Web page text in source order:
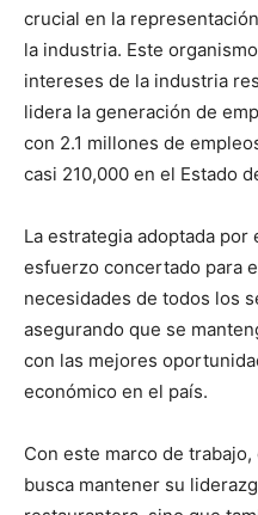
crucial en la
la industria. Este
intereses de la industria
lidera la generación de
con 2.1 millones de
casi 210,000 en el Estado
La estrategia adoptada
esfuerzo concertado para
necesidades de todos los
asegurando que se
con las mejores
económico en el país.
Con este marco de
busca mantener su